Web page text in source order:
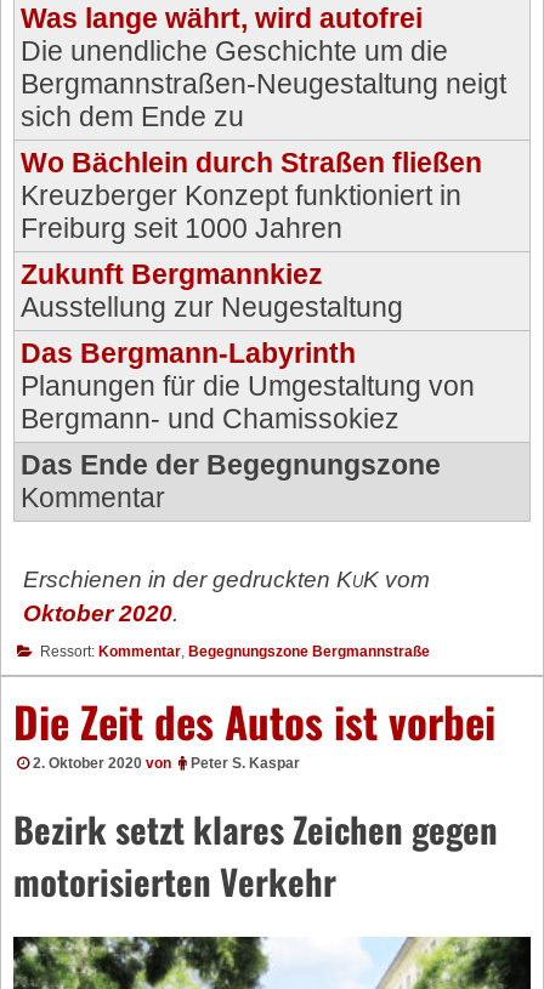
Was lange währt, wird autofrei
Die unendliche Geschichte um die
Bergmannstraßen-Neugestaltung neigt
sich dem Ende zu
Wo Bächlein durch Straßen fließen
Kreuzberger Konzept funktioniert in
Freiburg seit 1000 Jahren
Zukunft Bergmannkiez
Ausstellung zur Neugestaltung
Das Bergmann-Labyrinth
Planungen für die Umgestaltung von
Bergmann- und Chamissokiez
Das Ende der Begegnungszone
Kommentar
Erschienen in der gedruckten KuKvom
Oktober 2020.
Ressort: Kommentar, Begegnungszone Bergmannstraße
Die Zeit des Autos ist vorbei
2. Oktober 2020 von Peter S. Kaspar
Bezirk setzt klares Zeichen gegen
motorisierten Verkehr